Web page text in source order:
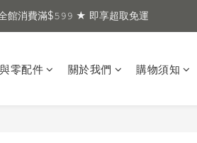
消費滿$𝟻𝟿𝟿 ★ 即享超取免運
零配件 關於我們 購物須知